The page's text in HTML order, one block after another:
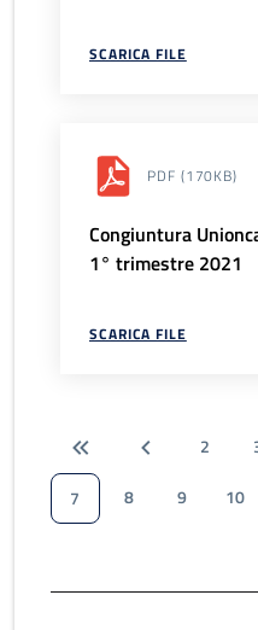
SCARICA FILE
PDF (170KB)
Congiuntura
1° trimestre 2021
SCARICA FILE
2
7
8 9 10